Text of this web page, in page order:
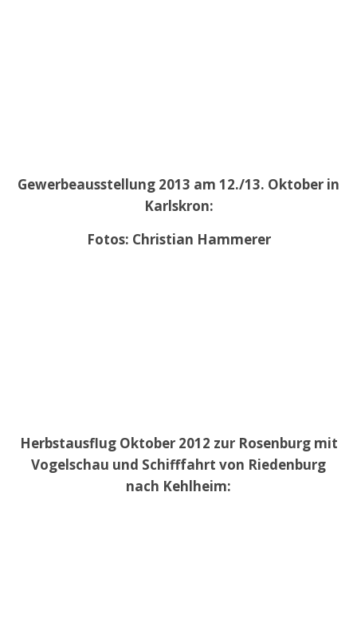
Gewerbeausstellung 2013 am 12./13. Oktober in
Karlskron:
Fotos: Christian Hammerer
Herbstausflug Oktober 2012 zur Rosenburg mit
Vogelschau und Schifffahrt von Riedenburg
nach Kehlheim: